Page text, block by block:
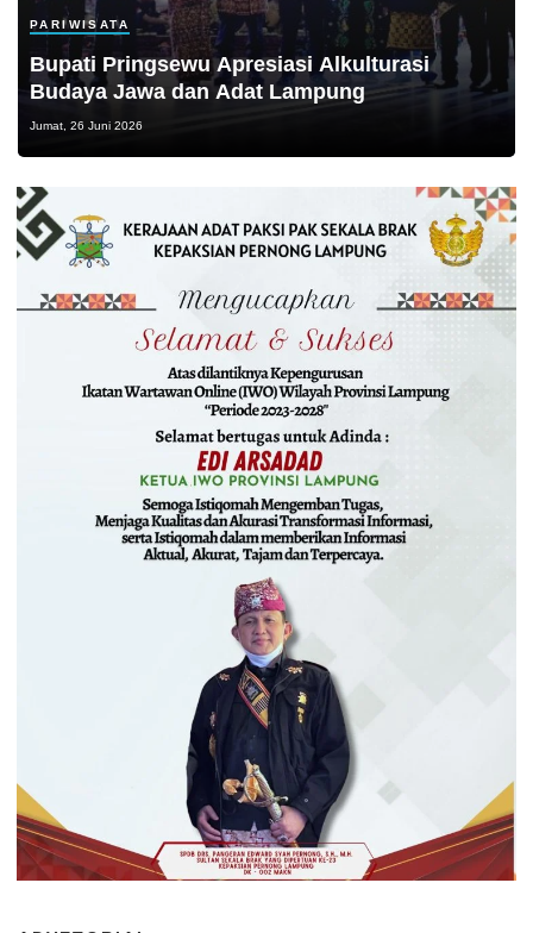
PARIWISATA
Bupati Pringsewu Apresiasi Alkulturasi
Budaya Jawa dan Adat Lampung
Jumat, 26 Juni 2026